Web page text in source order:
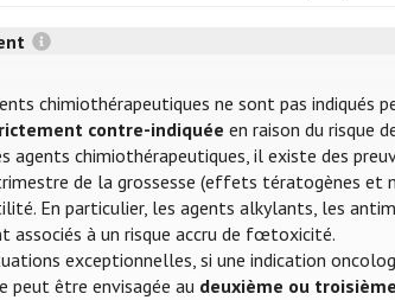
chimiothérapeutiques ne sont pas indiqués
contre-indiquée en raison du risque
agents chimiothérapeutiques, il existe des
de la grossesse (effets tératogènes
En particulier, les agents alkylants, les
associés à un risque accru de fœtoxicité.
exceptionnelles, si une indication
peut être envisagée au deuxième ou